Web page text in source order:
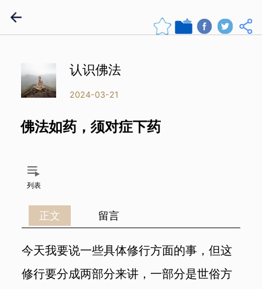
认识佛法
2024-03-21
佛法如药，须对症下药
列表
正文 留言
今天我要说一些具体修行方面的事，但这
修行要分成两部分来讲，一部分是世俗方